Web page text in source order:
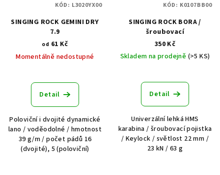
SINGING ROCK GEMINI DRY
7.9
od 61 Kč
Momentálně nedostupné
Detail
Poloviční i dvojité dynamické
lano / voděodolné / hmotnost
39 g/m / počet pádů 16
(dvojité), 5 (poloviční)
KÓD: L3020YX00
SINGING ROCK BORA /
šroubovací
350 Kč
Skladem na prodejně (>5 KS)
Detail
Univerzální lehká HMS
karabina / šroubovací pojistka
/ Keylock / světlost 22 mm /
23 kN / 63 g
KÓD: K0107BB00